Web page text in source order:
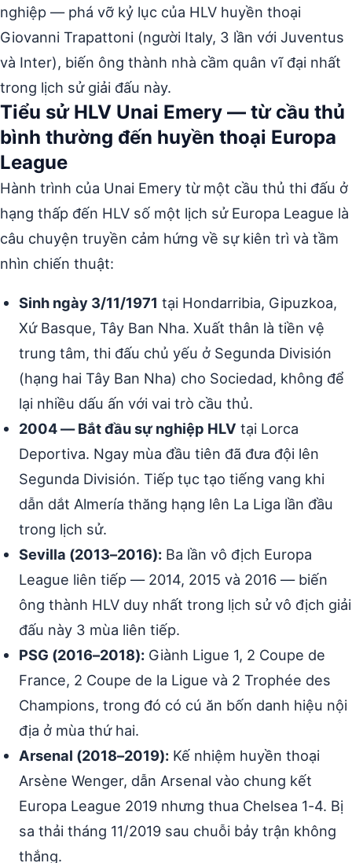
nghiệp — phá vỡ kỷ lục của HLV huyền thoại
Giovanni Trapattoni (người Italy, 3 lần với Juventus
và Inter), biến ông thành nhà cầm quân vĩ đại nhất
trong lịch sử giải đấu này.
Tiểu sử HLV Unai Emery — từ cầu thủ
bình thường đến huyền thoại Europa
League
Hành trình của Unai Emery từ một cầu thủ thi đấu ở
hạng thấp đến HLV số một lịch sử Europa League là
câu chuyện truyền cảm hứng về sự kiên trì và tầm
nhìn chiến thuật:
Sinh ngày 3/11/1971 tại Hondarribia, Gipuzkoa,
Xứ Basque, Tây Ban Nha. Xuất thân là tiền vệ
trung tâm, thi đấu chủ yếu ở Segunda División
(hạng hai Tây Ban Nha) cho Sociedad, không để
lại nhiều dấu ấn với vai trò cầu thủ.
2004 — Bắt đầu sự nghiệp HLV tại Lorca
Deportiva. Ngay mùa đầu tiên đã đưa đội lên
Segunda División. Tiếp tục tạo tiếng vang khi
dẫn dắt Almería thăng hạng lên La Liga lần đầu
trong lịch sử.
Sevilla (2013–2016): Ba lần vô địch Europa
League liên tiếp — 2014, 2015 và 2016 — biến
ông thành HLV duy nhất trong lịch sử vô địch giải
đấu này 3 mùa liên tiếp.
PSG (2016–2018): Giành Ligue 1, 2 Coupe de
France, 2 Coupe de la Ligue và 2 Trophée des
Champions, trong đó có cú ăn bốn danh hiệu nội
địa ở mùa thứ hai.
Arsenal (2018–2019): Kế nhiệm huyền thoại
Arsène Wenger, dẫn Arsenal vào chung kết
Europa League 2019 nhưng thua Chelsea 1-4. Bị
sa thải tháng 11/2019 sau chuỗi bảy trận không
thắng.